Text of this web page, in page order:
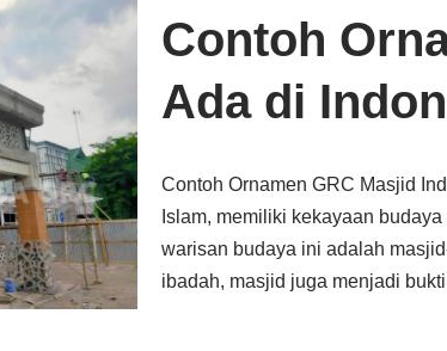
Contoh
Ada di
Contoh Ornamen GRC Masjid
Islam, memiliki kekayaan
warisan budaya ini adalah
ibadah, masjid juga menjadi